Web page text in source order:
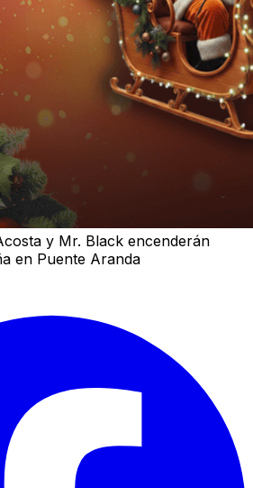
y Mr. Black encenderán
en Puente Aranda